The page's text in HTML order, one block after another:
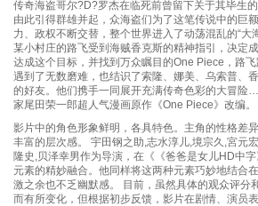
第93集 第94集 第95
第97集 第98集 第99
第101集 第102集 第103
第105集 第106集 第107
第109集 第110集 第111
传奇海盗哥尔?D?罗杰在临死前曾留下关于其毕生的
由此引得群雄并起，众海盗们为了这笔传说中的巨
力、政权不断交替，整个世界进入了动荡混乱的“
某小村庄的路飞受到海贼香克斯的精神指引，决定
达成这个目标，并找到万众瞩目的One Piece，路
遇到了无数磨难，也结识了索隆、娜美、乌索普、
的好友。他们携手一同展开充满传奇色彩的大
家尾田荣一郎超人气漫画原作《One Piece》改编。
影片中的角色形象鲜明，各具特色。主角的性格差
丰富的层次感。 宇田钢之助,志水淳儿,境宗久,宮元
隆史,贝泽幸男作为导演，在《《爸爸是女儿HD中
元素的精妙融合。他同样将这两种元素巧妙地结合
激之余也不乏幽默感。 目前，虽然具体的观众评分
而有所变化，但根据初步反馈，影片在剧情、演员